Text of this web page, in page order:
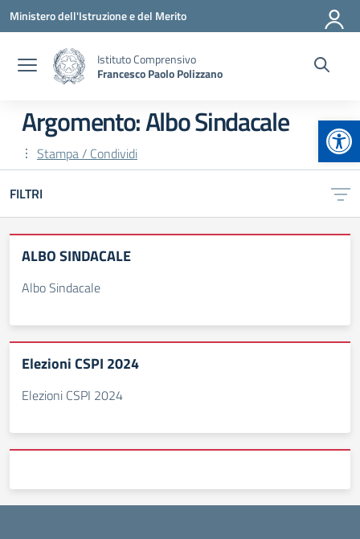
Vai ai contenuti
Vai al menu di navigazione
Vai al footer
Ministero dell'Istruzione e del Merito
Istituto Comprensivo
Francesco Paolo Polizzano
Argomento: Albo Sindacale
Stampa / Condividi
FILTRI
ALBO SINDACALE
Albo Sindacale
Elezioni CSPI 2024
Elezioni CSPI 2024